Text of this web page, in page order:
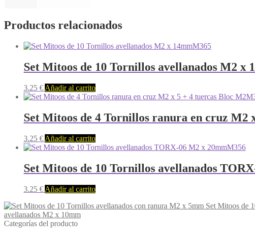
Productos relacionados
M365
Set Mitoos de 10 Tornillos avellanados M2 x
3.25 € Añadir al carrito
Set Mitoos de 4 Tornillos ranura en cruz M2
3.25 € Añadir al carrito
M356
Set Mitoos de 10 Tornillos avellanados
3.25 € Añadir al carrito
Set Mitoos de
avellanados M2 x 10mm
Categorías del producto